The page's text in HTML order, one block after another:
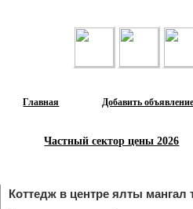
Главная Добавить объявление
Частный сектор цены 2026
Коттедж в центре ялты мангал